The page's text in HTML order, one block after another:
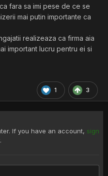
fara sa imi pese de ce se
mai putin importante ca
realizeaza ca firma aia
important lucru pentru ei si
1 3
If you have an account, sign